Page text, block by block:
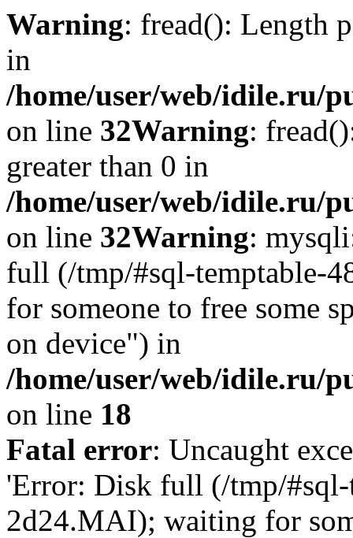
Warning: fread(): Length
in
/home/user/web/idile.ru/
on line 32Warning:
greater than 0 in
/home/user/web/idile.ru/
on line 32Warning:
full (/tmp/#sql-temptable-
for someone to free some
on device") in
/home/user/web/idile.ru/
on line 18
Fatal error: Uncaught
'Error: Disk full (/tmp/#sql-
2d24.MAI); waiting for